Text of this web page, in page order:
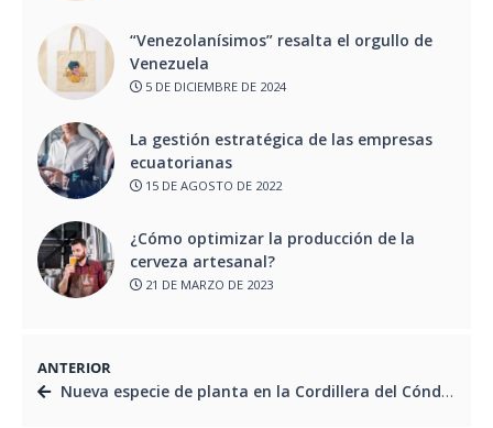
“Venezolanísimos” resalta el orgullo de
Venezuela
5 DE DICIEMBRE DE 2024
La gestión estratégica de las empresas
ecuatorianas
15 DE AGOSTO DE 2022
¿Cómo optimizar la producción de la
cerveza artesanal?
21 DE MARZO DE 2023
ANTERIOR
Nueva especie de planta en la Cordillera del Cóndor, Ecuador